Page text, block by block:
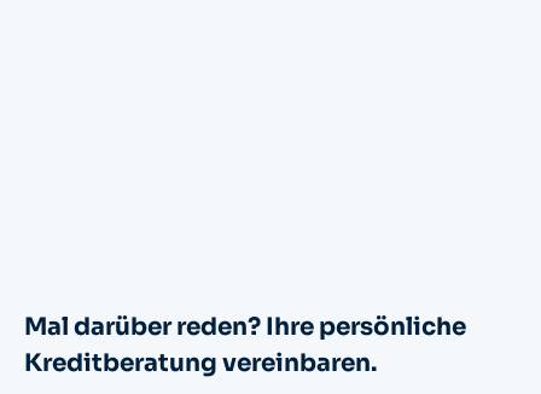
Mal darüber reden? Ihre persönliche
Kreditberatung vereinbaren.